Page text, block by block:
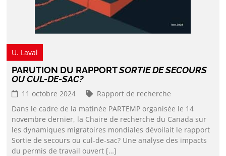
U. Laval
PARUTION DU RAPPORTSORTIE DE SECOURS
OU CUL-DE-SAC?
11 octobre 2024
Rapport de recherche
Dans le cadre de la matinée PARTEMP organisée le 14
novembre dernier, la Chaire de recherche du Canada sur
les dynamiques migratoires mondiales dévoilait le rapport
Sortie de secours ou cul-de-sac? Une analyse des impacts
du permis de travail ouvert […]